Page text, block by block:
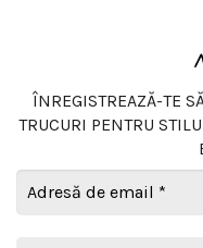
ÎNREGISTREAZĂ-TE
TRUCURI PENTRU
Adresă
de
email